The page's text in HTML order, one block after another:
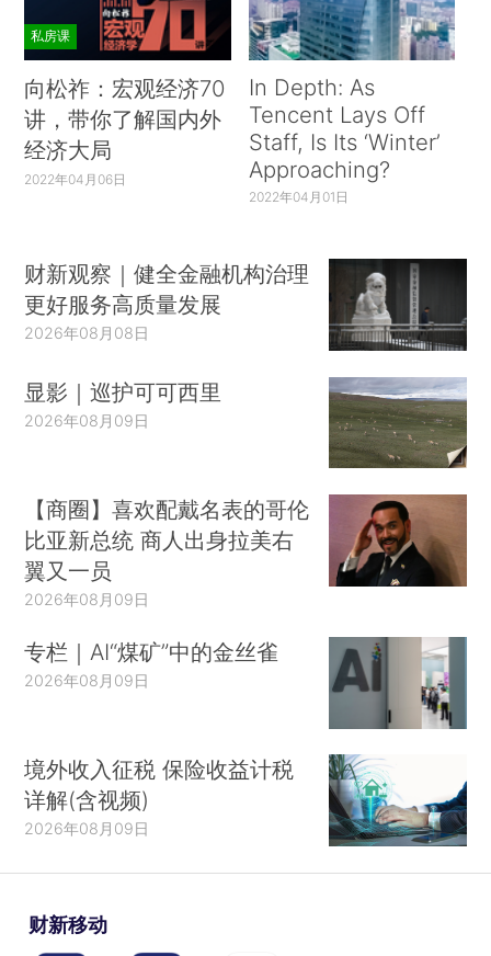
私房课
向松祚：宏观经济70
讲，带你了解国内外
经济大局
2022年04月06日
In Depth: As
Tencent Lays Off
Staff, Is Its ‘Winter’
Approaching?
2022年04月01日
财新观察｜健全金融机构治理
更好服务高质量发展
2026年08月08日
显影｜巡护可可西里
2026年08月09日
【商圈】喜欢配戴名表的哥伦
比亚新总统 商人出身拉美右
翼又一员
2026年08月09日
专栏｜AI“煤矿”中的金丝雀
2026年08月09日
境外收入征税 保险收益计税
详解(含视频)
2026年08月09日
财新移动